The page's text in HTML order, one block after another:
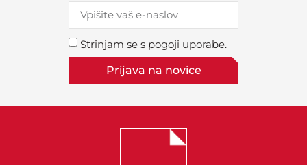
Strinjam se s pogoji uporabe.
Prijava na novice